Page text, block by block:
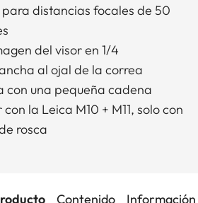
distancias focales de 50
del visor en 1/4
al ojal de la correa
una pequeña cadena
la Leica M10 + M11, solo con
rosca
Contenido